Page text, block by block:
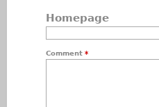
Homepage
Comment *